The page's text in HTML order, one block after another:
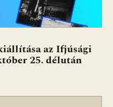
az Ifjúsági
25. délután